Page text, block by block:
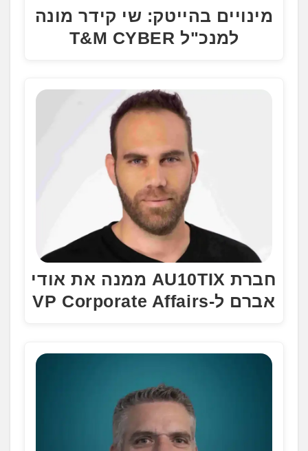
מינויים בהייטק: שי קידר מונה
למנכ"ל T&M CYBER
חברת AU10TIX ממנה את אודי
אברם ל-VP Corporate Affairs